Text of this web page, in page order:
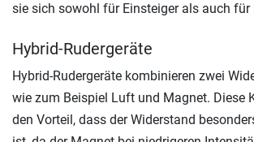
sie sich sowohl für Einsteiger als auch für
Hybrid-Rudergeräte
Hybrid-Rudergeräte kombinieren zwei
wie zum Beispiel Luft und Magnet. Diese
den Vorteil, dass der Widerstand